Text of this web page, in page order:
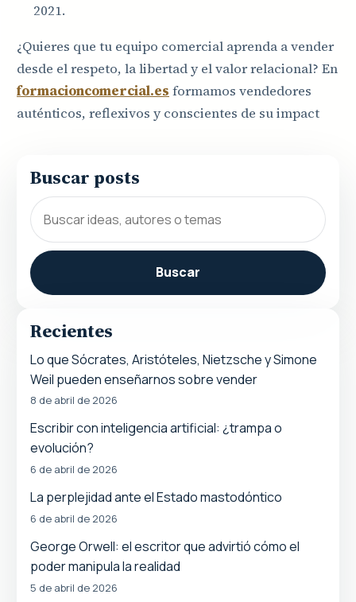
2021.
¿Quieres que tu equipo comercial aprenda a vender
desde el respeto, la libertad y el valor relacional? En
formacioncomercial.es formamos vendedores
auténticos, reflexivos y conscientes de su impact
Buscar posts
Buscar
Recientes
Lo que Sócrates, Aristóteles, Nietzsche y Simone
Weil pueden enseñarnos sobre vender
8 de abril de 2026
Escribir con inteligencia artificial: ¿trampa o
evolución?
6 de abril de 2026
La perplejidad ante el Estado mastodóntico
6 de abril de 2026
George Orwell: el escritor que advirtió cómo el
poder manipula la realidad
5 de abril de 2026